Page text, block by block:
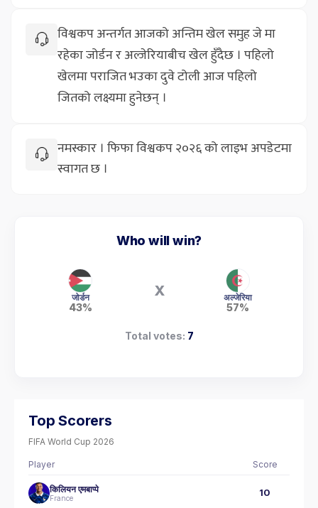
विश्वकप अन्तर्गत आजको अन्तिम खेल समुह जे मा
रहेका जोर्डन र अल्जेरियाबीच खेल हुँदैछ । पहिलो
खेलमा पराजित भउका दुवे टोली आज पहिलो
जितको लक्ष्यमा हुनेछन् ।
नमस्कार । फिफा विश्वकप २०२६ को लाइभ अपडेटमा
स्वागत छ ।
Who will win?
जोर्डन
43%
X अल्जेरिया
57%
Total votes: 7
Top Scorers
FIFA World Cup 2026
Player Score
किलियन एमबाप्पे
France 10